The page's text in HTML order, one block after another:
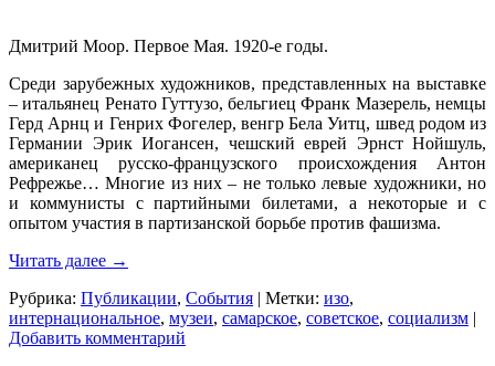
Дмитрий Моор. Первое Мая. 1920-е годы.
Среди зарубежных художников, представленных на выставке
– итальянец Ренато Гуттузо, бельгиец Франк Мазерель, немцы
Герд Арнц и Генрих Фогелер, венгр Бела Уитц, швед родом из
Германии Эрик Иогансен, чешский еврей Эрнст Нойшуль,
американец русско-французского происхождения Антон
Рефрежье… Многие из них – не только левые художники, но
и коммунисты с партийными билетами, а некоторые и с
опытом участия в партизанской борьбе против фашизма.
Читать далее →
Рубрика: Публикации, События | Метки: изо,
интернациональное, музеи, самарское, советское, социализм |
Добавить комментарий